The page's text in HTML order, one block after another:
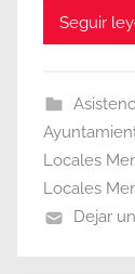
Seguir
Locales
Locales
Dejar